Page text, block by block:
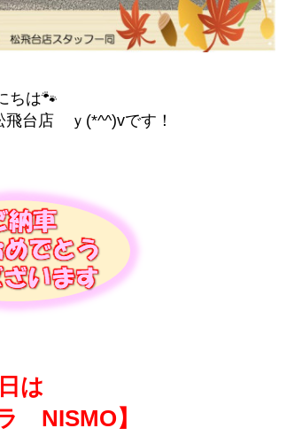
ちは🐾
飛台店 ｙ(*^^)vです！
は
NISMO】